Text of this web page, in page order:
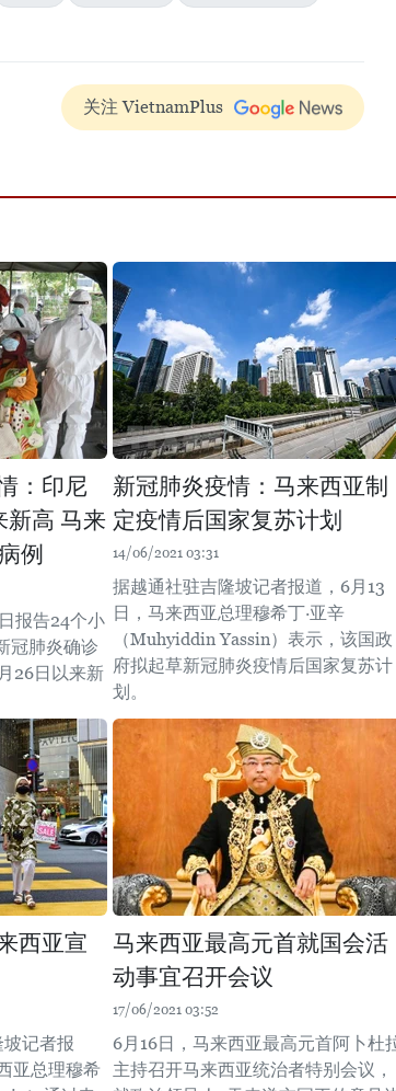
关注 VietnamPlus
：印尼
新高 马来
例
报告24个小
冠肺炎确诊
26日以来新
新冠肺炎疫情：马来西亚制
定疫情后国家复苏计划
14/06/2021 03:31
据越通社驻吉隆坡记者报道，6月13
日，马来西亚总理穆希丁·亚辛
（Muhyiddin Yassin）表示，该国政
府拟起草新冠肺炎疫情后国家复苏计
划。
西亚宣
记者报
亚总理穆希
马来西亚最高元首就国会活
动事宜召开会议
17/06/2021 03:52
6月16日，马来西亚最高元首阿卜杜
主持召开马来西亚统治者特别会议，